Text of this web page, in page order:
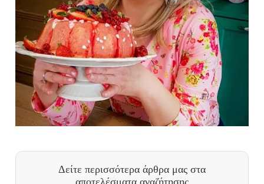
Δείτε περισσότερα άρθρα μας στα
αποτελέσματα αναζήτησης